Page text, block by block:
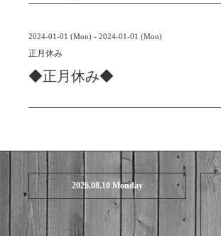
2024-01-01 (Mon) - 2024-01-01 (Mon)
正月休み
◆正月休み◆
2026.08.10 Monday